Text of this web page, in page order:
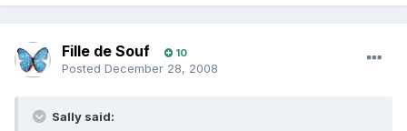
Fille de Souf 10
Posted December 28, 2008
Sally said: